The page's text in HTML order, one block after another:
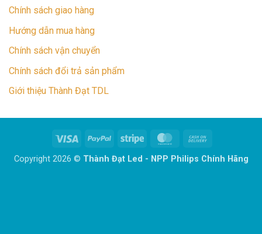
Chính sách giao hàng
Hướng dẫn mua hàng
Chính sách vận chuyển
Chính sách đổi trả sản phẩm
Giới thiệu Thành Đạt TDL
Visa PayPal Stripe MasterCard
Delivery
Copyright 2026 © Thành Đạt Led - NPP Philips Chính Hãng